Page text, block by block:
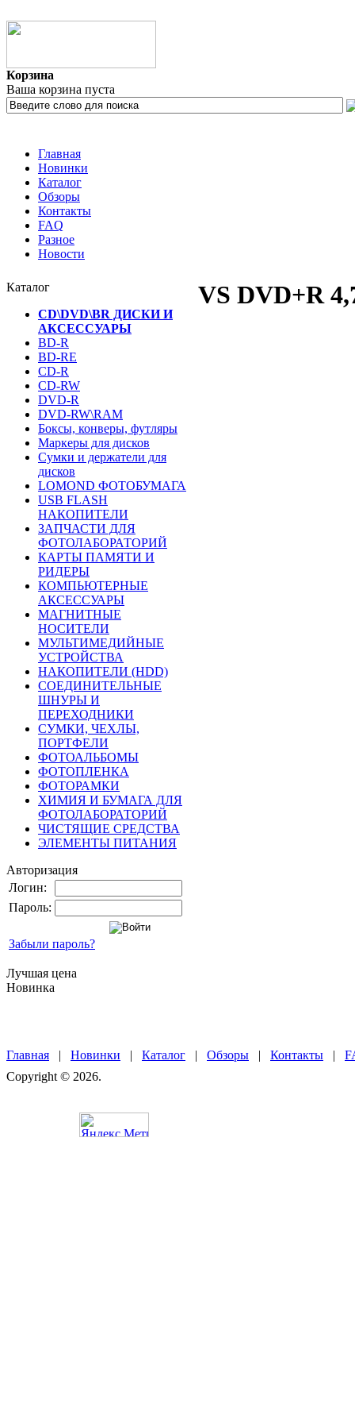
Корзина
Ваша корзина пуста
Главная
Новинки
Каталог
Обзоры
Контакты
FAQ
Разное
Новости
Каталог
CD\DVD\BR ДИСКИ И
АКСЕССУАРЫ
BD-R
BD-RE
CD-R
CD-RW
DVD-R
DVD-RW\RAM
Боксы, конверы, футляры
Маркеры для дисков
Сумки и держатели для
дисков
LOMOND ФОТОБУМАГА
USB FLASH
НАКОПИТЕЛИ
ЗАПЧАСТИ ДЛЯ
ФОТОЛАБОРАТОРИЙ
КАРТЫ ПАМЯТИ И
РИДЕРЫ
КОМПЬЮТЕРНЫЕ
АКСЕССУАРЫ
МАГНИТНЫЕ
НОСИТЕЛИ
МУЛЬТИМЕДИЙНЫЕ
УСТРОЙСТВА
НАКОПИТЕЛИ (HDD)
СОЕДИНИТЕЛЬНЫЕ
ШНУРЫ И
ПЕРЕХОДНИКИ
СУМКИ, ЧЕХЛЫ,
ПОРТФЕЛИ
ФОТОАЛЬБОМЫ
ФОТОПЛЕНКА
ФОТОРАМКИ
ХИМИЯ И БУМАГА ДЛЯ
ФОТОЛАБОРАТОРИЙ
ЧИСТЯЩИЕ СРЕДСТВА
ЭЛЕМЕНТЫ ПИТАНИЯ
Авторизация
Логин:
Пароль:
Забыли пароль?
Лучшая цена
Новинка
VS DVD+R
Главная | Новинки | Каталог | Обзоры | Контакты |
Copyright © 2026.